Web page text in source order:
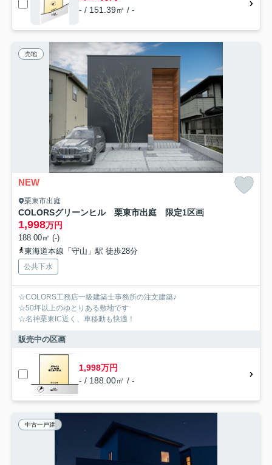
- / 151.39㎡ / -
売地
NEW
栗東市出庭
COLORSグリーンヒル 栗東市出庭 限定1区画
1,998万円
188.00㎡ (-)
東海道本線「守山」駅 徒歩28分
公共下水
☆COLORS工務店一級建築士事務所の注文建築♪
☆50坪以上のゆとりある敷地です
☆名神栗東IC近く、車移動も快適！
販売中の区画
1,998万円
- / 188.00㎡ / -
中古一戸建